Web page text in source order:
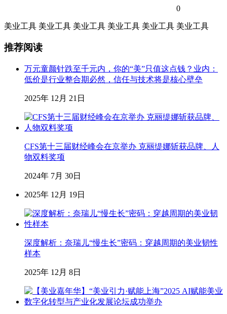
0
美业工具 美业工具 美业工具 美业工具 美业工具 美业工具
推荐阅读
万元童颜针跌至千元内，你的“美”只值这点钱？业内：
低价是行业整合期必然，信任与技术将是核心壁垒
2025年 12月 21日
CFS第十三届财经峰会在京举办 克丽缇娜斩获品牌、人
物双料奖项
2024年 7月 30日
2025年 12月 19日
深度解析：奈瑞儿“慢生长”密码：穿越周期的美业韧性
样本
2025年 12月 8日